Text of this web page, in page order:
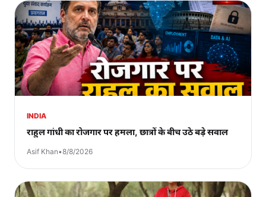
INDIA
राहुल गांधी का रोजगार पर हमला, छात्रों के बीच उठे बड़े सवाल
Asif Khan•8/8/2026